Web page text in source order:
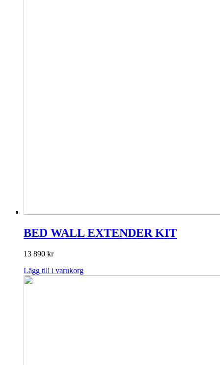
BED WALL EXTENDER KIT
13 890 kr
Lägg till i varukorg